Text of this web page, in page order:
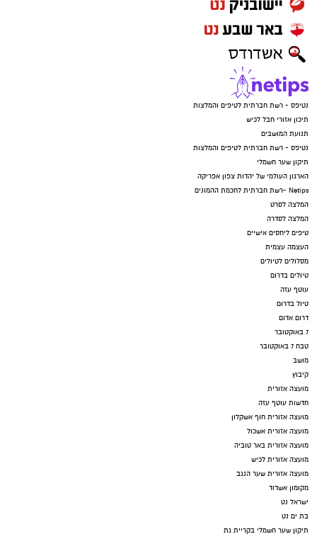
נטיפס - רשת חברתית לטיפים והמלצות
תיכון אזורי חבל לכיש
תנועת המושבים
נטיפס - רשת חברתית לטיפים והמלצות
תיקון שער חשמלי
הארגון העולמי של יהדות צפון אפריקה
Netips -רשת חברתית לחכמת ההמונים
המלצה לסרט
המלצה לסדרה
טיפים ליחסים אישיים
העצמה עצמית
מסלולים לטיולים
טיולים בדרום
עוטף עזה
טיול בדרום
דרום אדום
7 באוקטובר
טבח 7 באוקטובר
מושב
קיבוץ
מועצה אזורית
חדשות עוטף עזה
מועצה אזורית חוף אשקלון
מועצה אזורית אשכול
מועצה אזורית באר טוביה
מועצה אזורית לכיש
מועצה אזורית שער הנגב
מקומון אשדוד
ישראל נט
בת ים נט
תיקון שער חשמלי בקריית גת